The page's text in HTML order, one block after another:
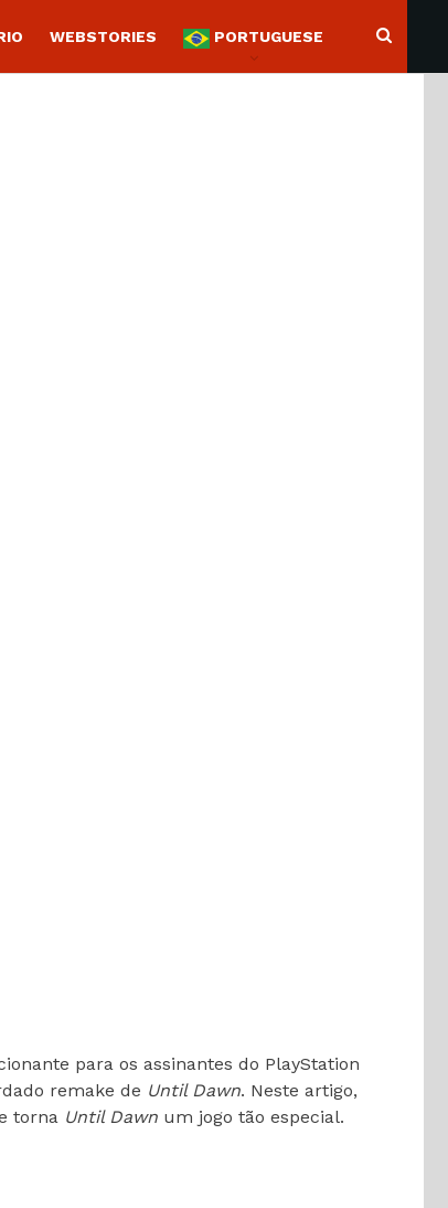
WEBSTORIES PORTUGUESE
para os assinantes do PlayStation
remake de Until Dawn. Neste artigo,
torna Until Dawn um jogo tão especial.